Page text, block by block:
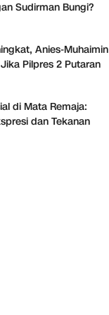
Sudirman Bungi?
Anies-Muhaimin
Pilpres 2 Putaran
di Mata Remaja:
dan Tekanan